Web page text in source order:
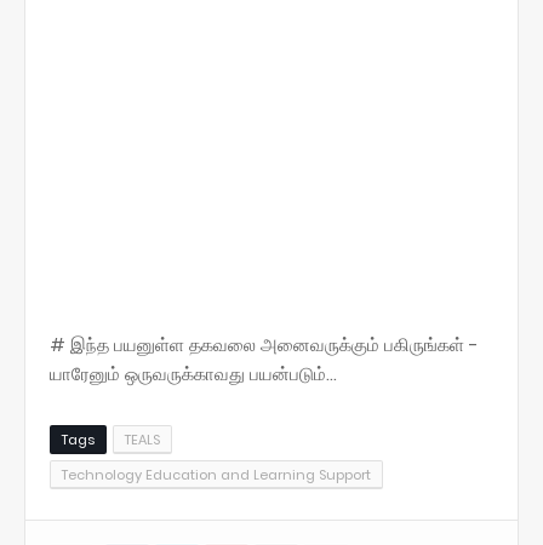
# இந்த பயனுள்ள தகவலை அனைவருக்கும் பகிருங்கள் -
யாரேனும் ஒருவருக்காவது பயன்படும்...
Tags
TEALS
Technology Education and Learning Support